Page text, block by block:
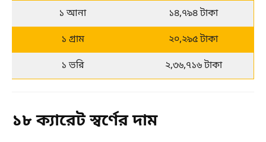
১ আনা
১৪,৭৯৪ টাকা
১ গ্রাম
২০,২৯৫ টাকা
১ ভরি
২,৩৬,৭১৬ টাকা
১৮ ক্যারেট স্বর্ণের দাম